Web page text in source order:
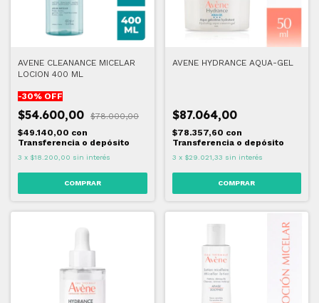
AVENE CLEANANCE MICELAR
LOCION 400 ML
-30% OFF
$54.600,00
$78.000,00
$49.140,00 con
Transferencia o depósito
3 x $18.200,00 sin interés
AVENE HYDRANCE AQUA-GEL
$87.064,00
$78.357,60 con
Transferencia o depósito
3 x $29.021,33 sin interés